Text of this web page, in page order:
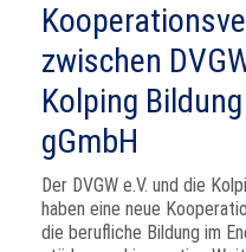
zwischen
Kolping
gGmbH
Der DVGW e.V. und die
haben eine neue
die berufliche Bildung im